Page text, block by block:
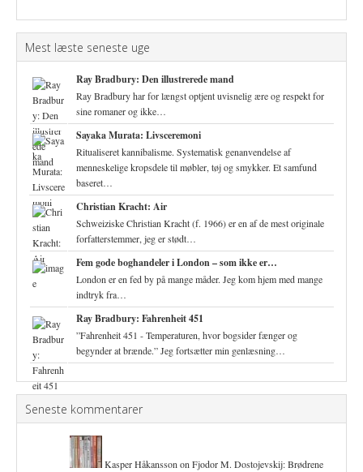
Mest læste seneste uge
Ray Bradbury: Den illustrerede mand
Ray Bradbury har for længst optjent uvisnelig ære og respekt for
sine romaner og ikke…
Sayaka Murata: Livsceremoni
Ritualiseret kannibalisme. Systematisk genanvendelse af
menneskelige kropsdele til møbler, tøj og smykker. Et samfund
baseret…
Christian Kracht: Air
Schweiziske Christian Kracht (f. 1966) er en af de mest originale
forfatterstemmer, jeg er stødt…
Fem gode boghandeler i London – som ikke er…
London er en fed by på mange måder. Jeg kom hjem med mange
indtryk fra…
Ray Bradbury: Fahrenheit 451
”Fahrenheit 451 - Temperaturen, hvor bogsider fænger og
begynder at brænde.” Jeg fortsætter min genlæsning…
Seneste kommentarer
Kasper Håkansson on Fjodor M. Dostojevskij: Brødrene